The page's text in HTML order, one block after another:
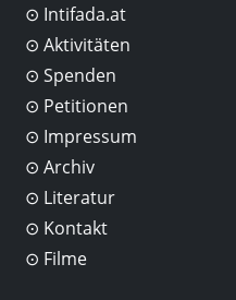
Intifada.at
Aktivitäten
Spenden
Petitionen
Impressum
Archiv
Literatur
Kontakt
Filme